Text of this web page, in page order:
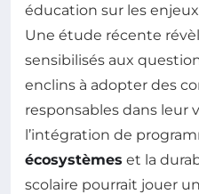
éducation sur les
Une étude récente
sensibilisés aux
enclins à adopter des
responsables dans leur
l’intégration de
écosystèmes et la
scolaire pourrait jouer